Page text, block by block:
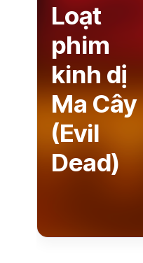
Loạt
phim
kinh dị
Ma Cây
(Evil
Dead)